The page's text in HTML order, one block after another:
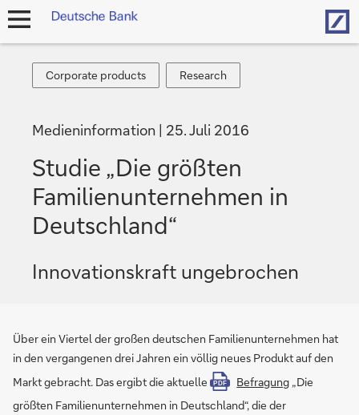
Navigation
Corporate
products
Corporate products
Research
Research
Medieninformation 25. Juli 2016
Studie „Die größten
Familienunternehmen in
Deutschland“
Innovationskraft ungebrochen
Über ein Viertel der großen deutschen Familienunternehmen hat
in den vergangenen drei Jahren ein völlig neues Produkt auf den
Markt gebracht. Das ergibt die aktuelle
PDF Befragung „Die
größten Familienunternehmen in Deutschland“, die der